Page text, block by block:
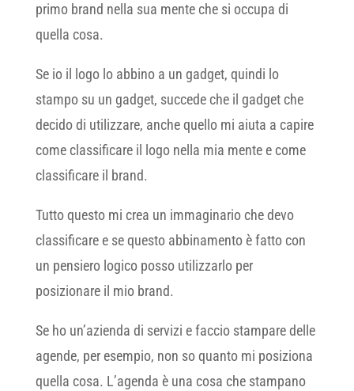
primo brand nella sua mente che si occupa di
quella cosa.
Se io il logo lo abbino a un gadget, quindi lo
stampo su un gadget, succede che il gadget che
decido di utilizzare, anche quello mi aiuta a capire
come classificare il logo nella mia mente e come
classificare il brand.
Tutto questo mi crea un immaginario che devo
classificare e se questo abbinamento è fatto con
un pensiero logico posso utilizzarlo per
posizionare il mio brand.
Se ho un’azienda di servizi e faccio stampare delle
agende, per esempio, non so quanto mi posiziona
quella cosa. L’agenda è una cosa che stampano